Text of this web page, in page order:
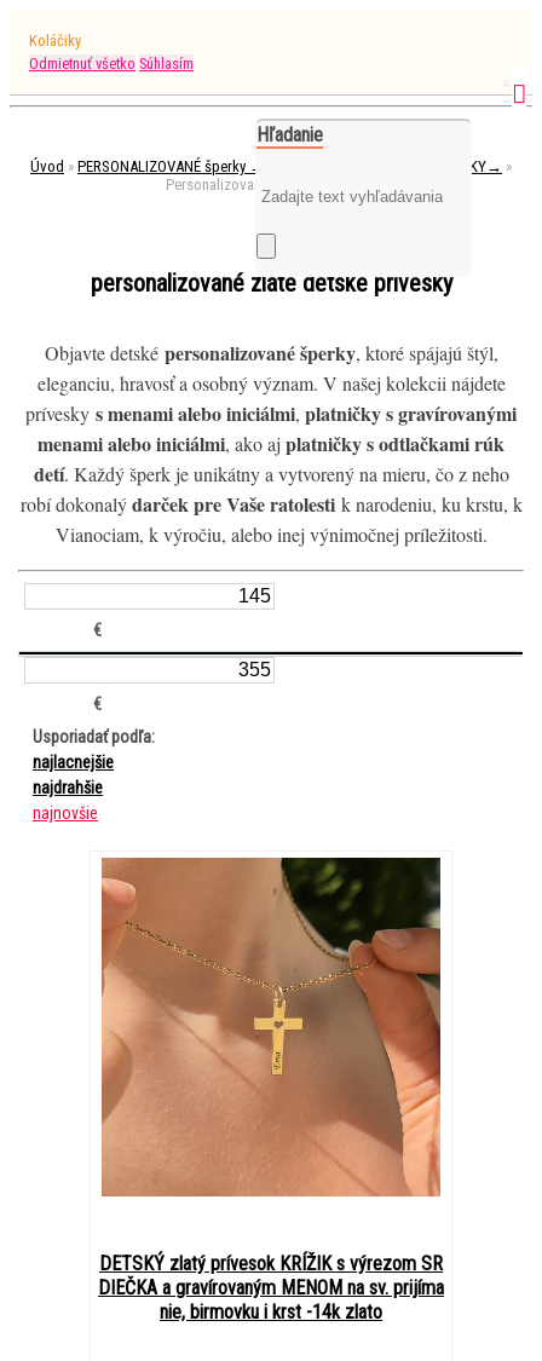
Koláčiky
Odmietnuť všetko Súhlasím
Hľadanie
Úvod » PERSONALIZOVANÉ šperky → DETSKÉ personalizované ŠPERKY→ »
Personalizované PRÍVESKY deti→
personalizované zlaté detské prívesky
Objavte detské personalizované šperky, ktoré spájajú štýl,
eleganciu, hravosť a osobný význam. V našej kolekcii nájdete
prívesky s menami alebo iniciálmi, platničky s gravírovanými
menami alebo iniciálmi, ako aj platničky s odtlačkami rúk
detí. Každý šperk je unikátny a vytvorený na mieru, čo z neho
robí dokonalýdarček pre Vaše ratolestik narodeniu, ku krstu, k
Vianociam, k výročiu, alebo inej výnimočnej príležitosti.
€
€
Usporiadať podľa:
najlacnejšie
najdrahšie
najnovšie
DETSKÝ zlatý prívesok KRÍŽIK s výrezom SR
DIEČKA a gravírovaným MENOM na sv. prijíma
nie, birmovku i krst -14k zlato